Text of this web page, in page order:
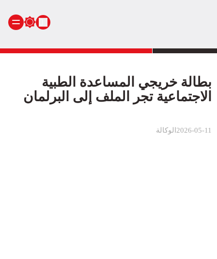
أنشطة ملكية
أنشطة برلمانية
أخبار وطنية
بطالة خريجي المساعدة الطبية
الاجتماعية تجر الملف إلى البرلمان
الوكالة2026-05-11